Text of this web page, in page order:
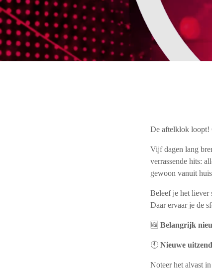
De aftelklok loopt!
Vijf dagen lang
verrassende hits:
gewoon vanuit
Beleef je het liever
Daar ervaar je de
🆕 Belangrijk
🕙 Nieuwe
Noteer het alvast